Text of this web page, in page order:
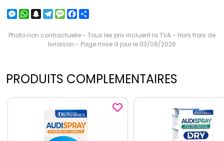
Messenger
WhatsApp
Snapchat
Telegram
MessageFacebook
Photo non contractuelle - Tous les prix incluent la TVA - Hors frais de
livraison - Page mise à jour le 03/08/2026
PRODUITS COMPLEMENTAIRES